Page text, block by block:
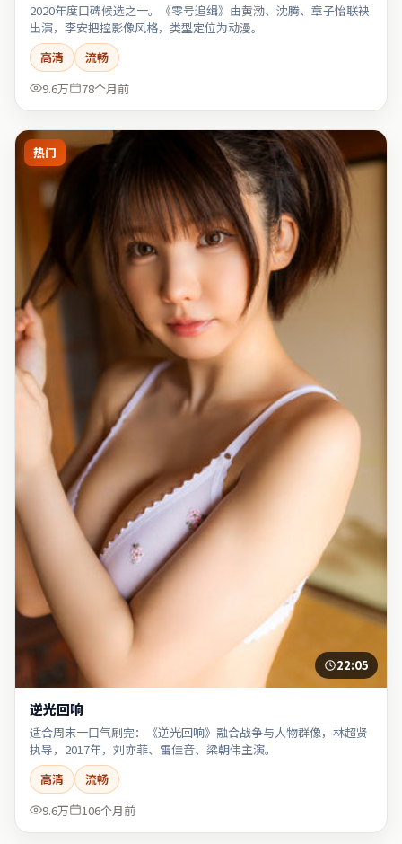
2020年度口碑候选之一。《零号追缉》由黄渤、沈腾、章子怡联袂
出演，李安把控影像风格，类型定位为动漫。
高清
流畅
9.6万
78个月前
热门
22:05
逆光回响
适合周末一口气刷完：《逆光回响》融合战争与人物群像，林超贤
执导，2017年，刘亦菲、雷佳音、梁朝伟主演。
高清
流畅
9.6万
106个月前